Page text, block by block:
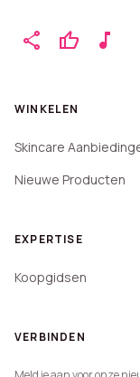
share thumb_up music_note
WINKELEN
Skincare
Nieuwe Producten
EXPERTISE
Koopgidsen
VERBINDEN